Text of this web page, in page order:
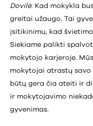
Dovilė: Kad mokykla
greitai užaugo. Tai
įsitikinimu, kad
Siekiame palikti
mokytojo karjeroje.
mokytojai atrastų savo
būtų gera čia ateiti ir
ir mokytojavimo
gyvenimas.